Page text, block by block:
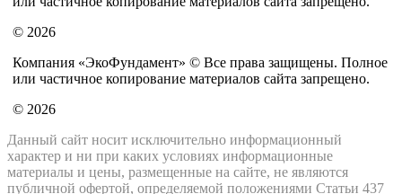
© 2026
Компания «ЭкоФундамент» © Все права защищены. Полное
или частичное копирование материалов сайта запрещено.
© 2026
Данный сайт носит исключительно информационный
характер и ни при каких условиях информационные
материалы и цены, размещенные на сайте, не являются
публичной офертой, определяемой положениями Статьи 437